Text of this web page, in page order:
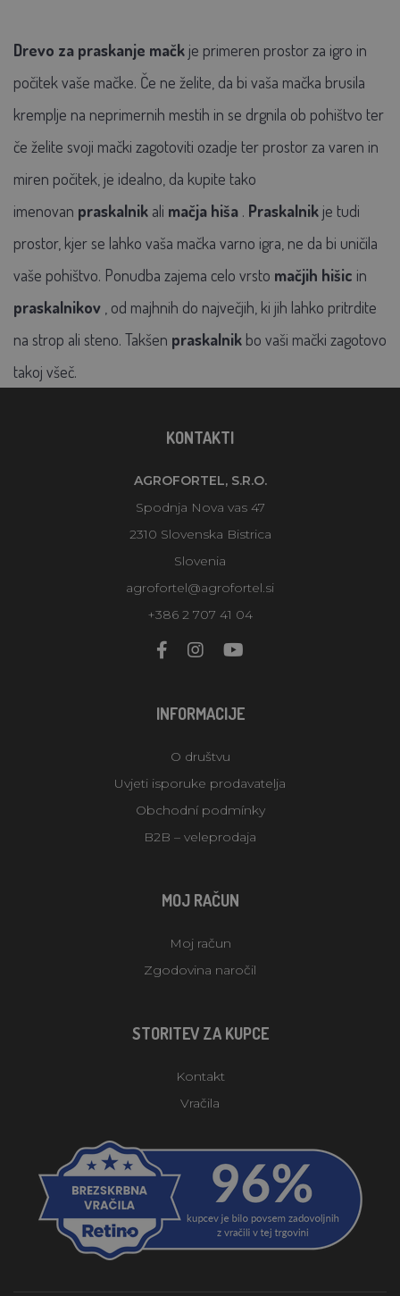
Drevo za praskanje mačk je primeren prostor za igro in
počitek vaše mačke. Če ne želite, da bi vaša mačka brusila
kremplje na neprimernih mestih in se drgnila ob pohištvo ter
če želite svoji mački zagotoviti ozadje ter prostor za varen in
miren počitek, je idealno, da kupite tako
imenovan praskalnik ali mačja hiša . Praskalnik je tudi
prostor, kjer se lahko vaša mačka varno igra, ne da bi uničila
vaše pohištvo. Ponudba zajema celo vrsto mačjih hišic in
praskalnikov , od majhnih do največjih, ki jih lahko pritrdite
na strop ali steno. Takšen praskalnik bo vaši mački zagotovo
takoj všeč.
KONTAKTI
AGROFORTEL, S.R.O.
Spodnja Nova vas 47
2310 Slovenska Bistrica
Slovenia
agrofortel@agrofortel.si
+386 2 707 41 04
INFORMACIJE
O društvu
Uvjeti isporuke prodavatelja
Obchodní podmínky
B2B – veleprodaja
MOJ RAČUN
Moj račun
Zgodovina naročil
STORITEV ZA KUPCE
Kontakt
Vračila